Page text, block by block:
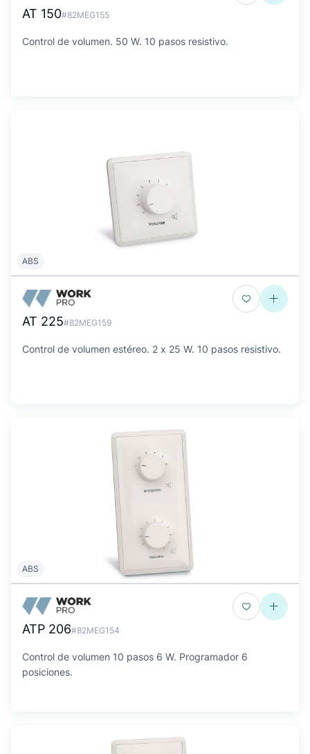
AT 150#82MEG155
Control de volumen. 50 W. 10 pasos resistivo.
ABS
AT 225#82MEG159
Control de volumen estéreo. 2 x 25 W. 10 pasos resistivo.
ABS
ATP 206#82MEG154
Control de volumen 10 pasos 6 W. Programador 6
posiciones.